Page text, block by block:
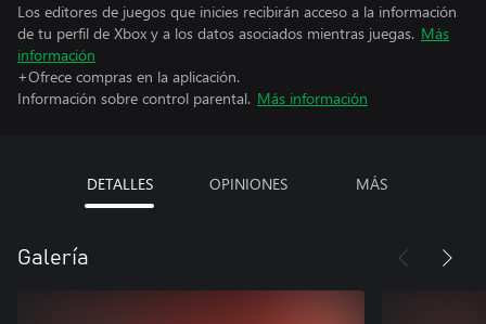
Los editores de juegos que inicies recibirán acceso a la información
de tu perfil de Xbox y a los datos asociados mientras juegas. Más
información
+Ofrece compras en la aplicación.
Información sobre control parental. Más información
DETALLES OPINIONES MÁS
Galería